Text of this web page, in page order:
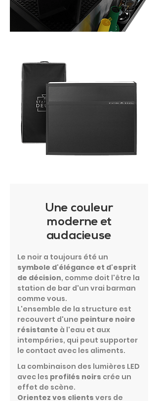
Une couleur
moderne et
audacieuse
Le noir a toujours été un
symbole d'élégance et d'esprit
de décision, comme doit l'être la
station de bar d'un vrai barman
comme vous.
L'ensemble de la structure est
recouvert d'une peinture noire
résistante à l'eau et aux
intempéries, qui peut supporter
le contact avec les aliments.
La combinaison des lumières LED
avec les profilés noirs crée un
effet de scène.
Orientez vos clients vers de